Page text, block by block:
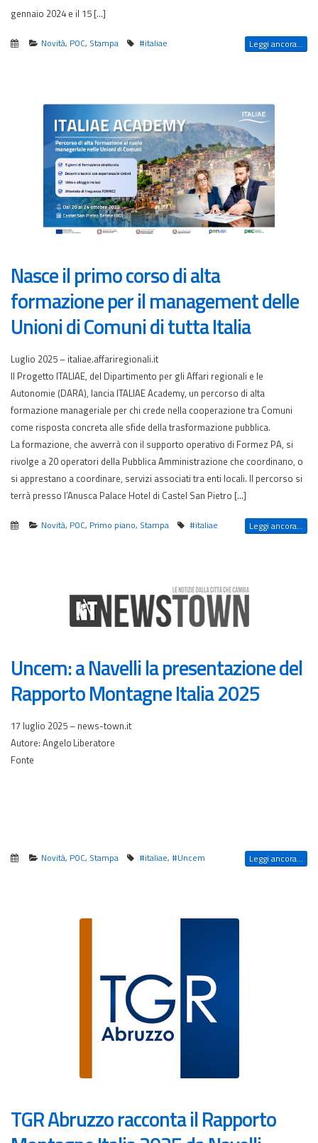
gennaio 2024 e il 15 […]
Novità, POC, Stampa #italiae Leggi ancora...
Nasce il primo corso di alta
formazione per il management delle
Unioni di Comuni di tutta Italia
Luglio 2025 – italiae.affariregionali.it
Il Progetto ITALIAE, del Dipartimento per gli Affari regionali e le
Autonomie (DARA), lancia ITALIAE Academy, un percorso di alta
formazione manageriale per chi crede nella cooperazione tra Comuni
come risposta concreta alle sfide della trasformazione pubblica.
La formazione, che avverrà con il supporto operativo di Formez PA, si
rivolge a 20 operatori della Pubblica Amministrazione che coordinano, o
si apprestano a coordinare, servizi associati tra enti locali. Il percorso si
terrà presso l’Anusca Palace Hotel di Castel San Pietro […]
Novità, POC, Primo piano, Stampa #italiae Leggi ancora...
Uncem: a Navelli la presentazione del
Rapporto Montagne Italia 2025
17 luglio 2025 – news-town.it
Autore: Angelo Liberatore
Fonte
Novità, POC, Stampa #italiae,#Uncem Leggi ancora...
TGR Abruzzo racconta il Rapporto